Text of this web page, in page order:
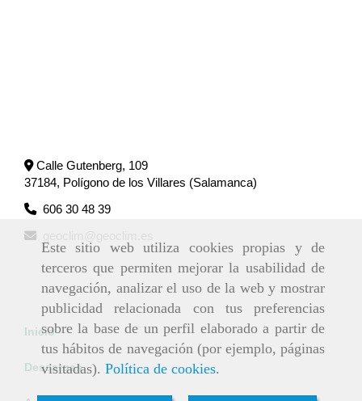
Este sitio web utiliza cookies propias y de
terceros que permiten mejorar la usabilidad de
navegación, analizar el uso de la web y mostrar
publicidad relacionada con tus preferencias
sobre la base de un perfil elaborado a partir de
tus hábitos de navegación (por ejemplo, páginas
visitadas). Política de cookies.
Calle Gutenberg, 109
37184, Polígono de los Villares (Salamanca)
606 30 48 39
Inicio
Descargas